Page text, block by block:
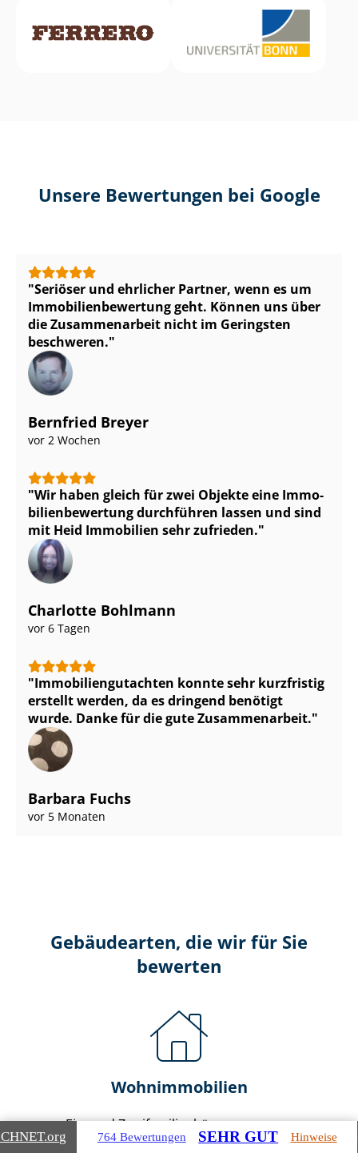
Unsere Bewertungen bei Google
Seriöser und ehrlicher Partner, wenn es um
Im­mo­bi­li­en­be­wer­tung geht. Können uns über
die Zusammenarbeit nicht im Geringsten
beschweren.
Bernfried Breyer
vor 2 Wochen
Wir haben gleich für zwei Objekte eine Im­mo­
bi­li­en­be­wer­tung durchführen lassen und sind
mit Heid Immobilien sehr zufrieden.
Charlotte Bohlmann
vor 6 Tagen
Im­mo­bi­li­en­gut­ach­ten konnte sehr kurzfristig
erstellt werden, da es dringend benötigt
wurde. Danke für die gute Zusammenarbeit.
Barbara Fuchs
vor 5 Monaten
Gebäudearten, die wir für Sie
bewerten
Wohnimmobilien
Ein- und Zwei­fa­mi­li­en­häu­ser
Doppel- & Reihenhäuser
.org 764 Bewertungen SEHR GUT Hinweise